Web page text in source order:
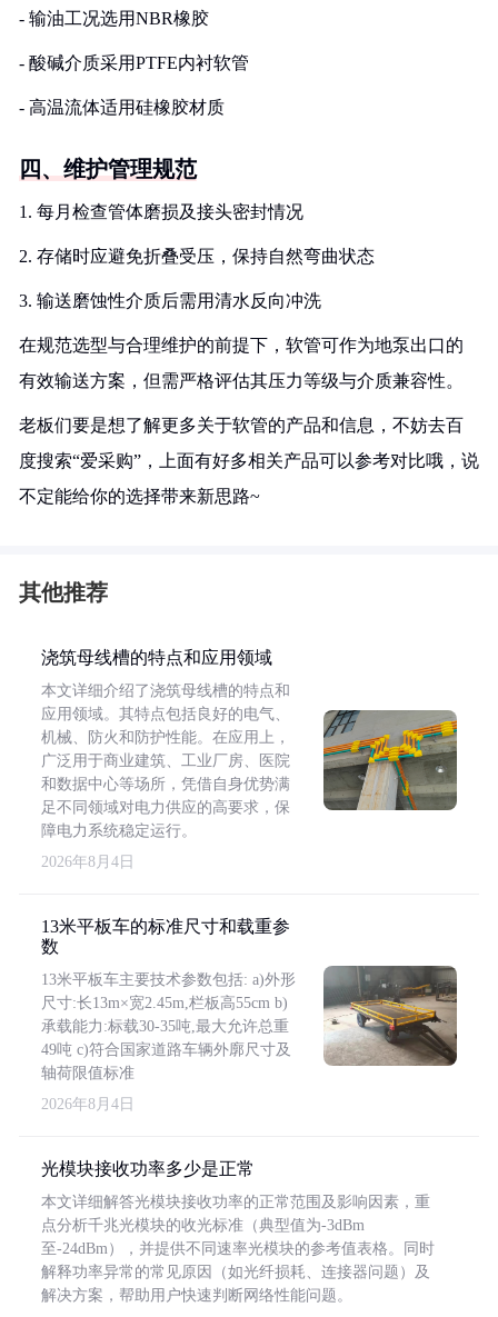
- 输油工况选用NBR橡胶
- 酸碱介质采用PTFE内衬软管
- 高温流体适用硅橡胶材质
四、维护管理规范
1. 每月检查管体磨损及接头密封情况
2. 存储时应避免折叠受压，保持自然弯曲状态
3. 输送磨蚀性介质后需用清水反向冲洗
在规范选型与合理维护的前提下，软管可作为地泵出口的
有效输送方案，但需严格评估其压力等级与介质兼容性。
老板们要是想了解更多关于软管的产品和信息，不妨去百
度搜索“爱采购”，上面有好多相关产品可以参考对比哦，说
不定能给你的选择带来新思路~
其他推荐
浇筑母线槽的特点和应用领域
本文详细介绍了浇筑母线槽的特点和
应用领域。其特点包括良好的电气、
机械、防火和防护性能。在应用上，
广泛用于商业建筑、工业厂房、医院
和数据中心等场所，凭借自身优势满
足不同领域对电力供应的高要求，保
障电力系统稳定运行。
2026年8月4日
13米平板车的标准尺寸和载重参
数
13米平板车主要技术参数包括: a)外形
尺寸:长13m×宽2.45m,栏板高55cm b)
承载能力:标载30-35吨,最大允许总重
49吨 c)符合国家道路车辆外廓尺寸及
轴荷限值标准
2026年8月4日
光模块接收功率多少是正常
本文详细解答光模块接收功率的正常范围及影响因素，重
点分析千兆光模块的收光标准（典型值为-3dBm
至-24dBm），并提供不同速率光模块的参考值表格。同时
解释功率异常的常见原因（如光纤损耗、连接器问题）及
解决方案，帮助用户快速判断网络性能问题。